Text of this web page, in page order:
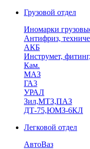
Грузовой отдел
Иномарки
Антифриз,
АКБ
Инструмет,
Кам.
МАЗ
ГА3
УРАЛ
Зил,МТЗ,ПАЗ
ДТ-75,ЮМЗ-6КЛ
Легковой отдел
АвтоВаз